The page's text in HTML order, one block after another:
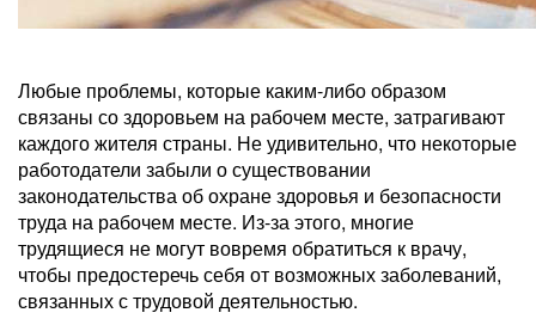
Любые проблемы, которые каким-либо образом
связаны со здоровьем на рабочем месте, затрагивают
каждого жителя страны. Не удивительно, что некоторые
работодатели забыли о существовании
законодательства об охране здоровья и безопасности
труда на рабочем месте. Из-за этого, многие
трудящиеся не могут вовремя обратиться к врачу,
чтобы предостеречь себя от возможных заболеваний,
связанных с трудовой деятельностью.